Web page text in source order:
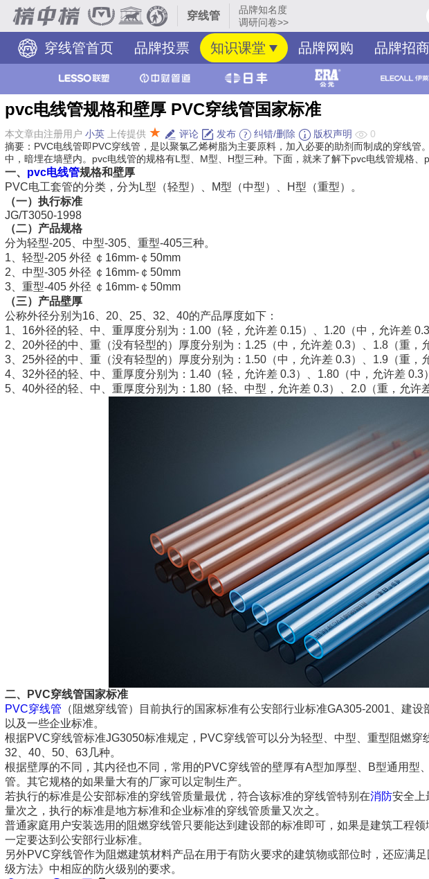
穿线管
品牌知名度
调研问卷>>
穿线管首页 品牌投票 知识课堂 品牌网购 品牌招商
pvc电线管规格和壁厚 PVC穿线管国家标准
本文章由注册用户 小英 上传提供 ★ 评论 发布 纠错/删除 版权声明
0
摘要：PVC电线管即PVC穿线管，是以聚氯乙烯树脂为主要原料，加入必要的助剂而制成的穿线管
中，暗埋在墙壁内。pvc电线管的规格有L型、M型、H型三种。下面，就来了解下pvc电线管规格、
一、 pvc电线管规格和壁厚
PVC电工套管的分类，分为L型（轻型）、M型（中型）、H型（重型）。
（一）执行标准
JG/T3050-1998
（二）产品规格
分为轻型-205、中型-305、重型-405三种。
1、轻型-205 外径 ￠16mm-￠50mm
2、中型-305 外径 ￠16mm-￠50mm
3、重型-405 外径 ￠16mm-￠50mm
（三） 产品壁厚
公称外径分别为16、20、25、32、40的产品厚度如下：
1、16外径的轻、中、重厚度分别为：1.00（轻，允许差 0.15）、1.20（中，允许差
2、20外径的中、重（没有轻型的）厚度分别为：1.25（中，允许差 0.3）、1.8（重，
3、25外径的中、重（没有轻型的）厚度分别为：1.50（中，允许差 0.3）、1.9（重，
4、32外径的轻、中、重厚度分别为：1.40（轻，允许差 0.3）、1.80（中，允许差 0.3
5、40外径的轻、中、重厚度分别为：1.80（轻、中型，允许差 0.3）、2.0（重，允许
二、
PVC穿线管国家标准
PVC穿线管 （阻燃穿线管）目前执行的国家标准有公安部行业标准GA305-2001、建
以及一些企业标准。
根据PVC穿线管标准JG3050标准规定，PVC穿线管可以分为轻型、中型、重型阻燃穿
32、40、50、63几种。
根据壁厚的不同，其内径也不同，常用的PVC穿线管的壁厚有A型加厚型、B型通用型
管。其它规格的如果量大有的厂家可以定制生产。
若执行的标准是公安部标准的穿线管质量最优，符合该标准的穿线管特别在消防安全上
量次之，执行的标准是地方标准和企业标准的穿线管质量又次之。
普通家庭用户安装选用的阻燃穿线管只要能达到建设部的标准即可，如果是建筑工程
一定要达到公安部行业标准。
另外PVC穿线管作为阻燃建筑材料产品在用于有防火要求的建筑物或部位时，还应满
级方法》中相应的防火级别的要求。